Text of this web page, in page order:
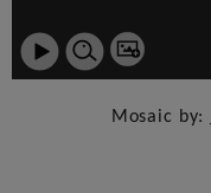
Mosaic by: